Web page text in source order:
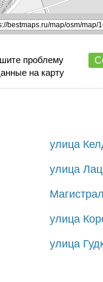
проблему
на карту
улица
улица
улица
улица